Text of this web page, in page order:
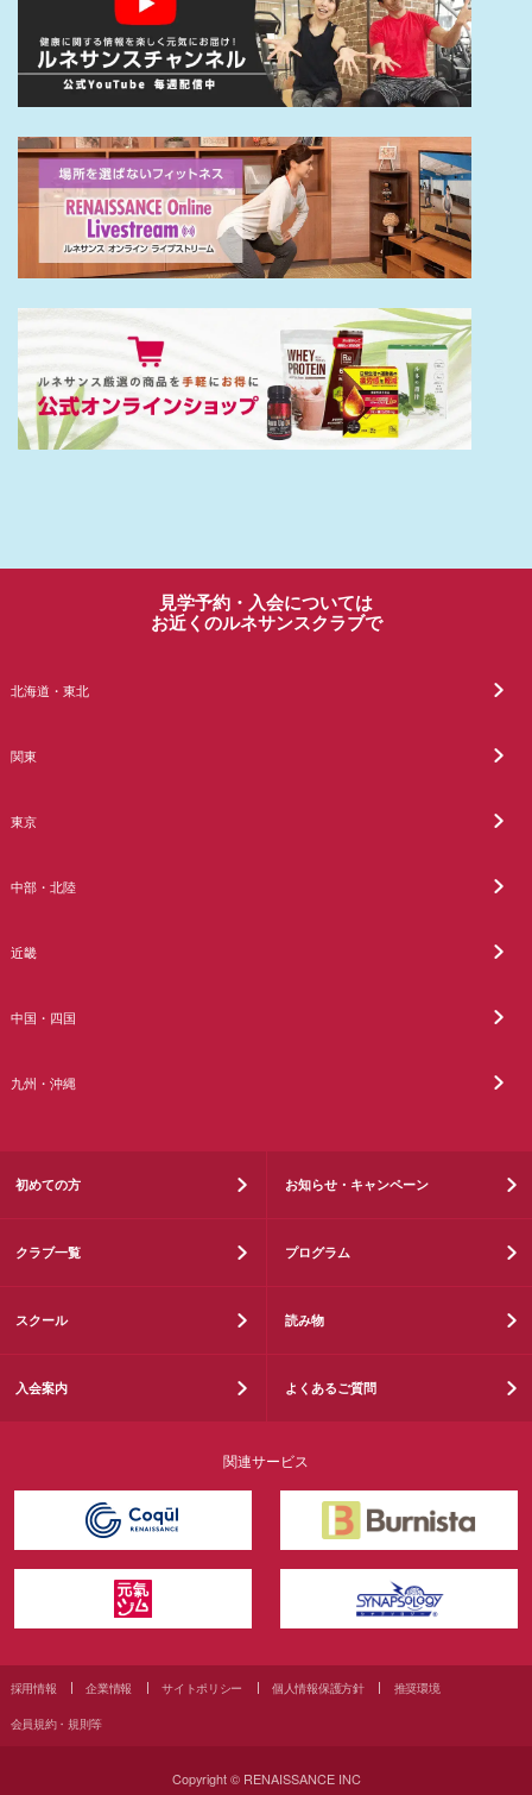
見学予約・入会については
お近くのルネサンスクラブで
北海道・東北
関東
東京
中部・北陸
近畿
中国・四国
九州・沖縄
初めての方 お知らせ・キャンペーン
クラブ一覧 プログラム
スクール 読み物
入会案内 よくあるご質問
関連サービス
採用情報 企業情報 サイトポリシー 個人情報保護方針 推奨環境
会員規約・規則等
Copyright © RENAISSANCE INC